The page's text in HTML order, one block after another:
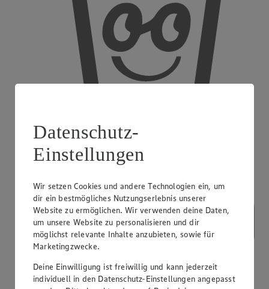
Regood Becher
Datenschutz-
Einstellungen
Wir setzen Cookies und andere Technologien ein, um
dir ein bestmögliches Nutzungserlebnis unserer
Website zu ermöglichen. Wir verwenden deine Daten,
um unsere Website zu personalisieren und dir
möglichst relevante Inhalte anzubieten, sowie für
Marketingzwecke.
Deine Einwilligung ist freiwillig und kann jederzeit
individuell in den Datenschutz-Einstellungen angepasst